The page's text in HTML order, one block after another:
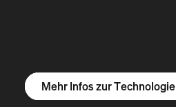
Mehr Infos zum R1S
Mehr Infos zum R1T
Mehr Infos zu Vans
Mehr Infos zur Technologie